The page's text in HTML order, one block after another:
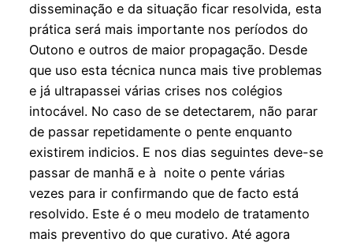
disseminação e da situação ficar resolvida, esta
prática será mais importante nos períodos do
Outono e outros de maior propagação. Desde
que uso esta técnica nunca mais tive problemas
e já ultrapassei várias crises nos colégios
intocável. No caso de se detectarem, não parar
de passar repetidamente o pente enquanto
existirem indicios. E nos dias seguintes deve-se
passar de manhã e à noite o pente várias
vezes para ir confirmando que de facto está
resolvido. Este é o meu modelo de tratamento
mais preventivo do que curativo. Até agora